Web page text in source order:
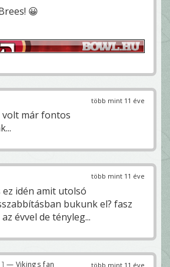
😀
több mint 11 éve
már fontos
több mint 11 éve
ez idén amit utolsó
bukunk el? fasz
évvel de tényleg...
több mint 11 éve
— Vikings fan